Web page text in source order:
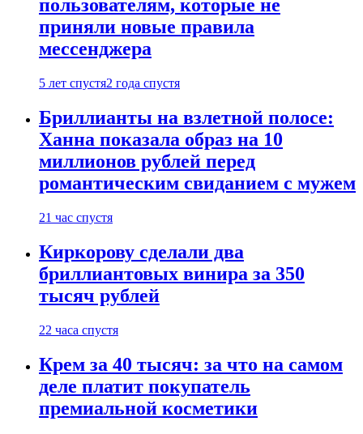
пользователям, которые не
приняли новые правила
мессенджера
5 лет спустя2 года спустя
Бриллианты на взлетной полосе:
Ханна показала образ на 10
миллионов рублей перед
романтическим свиданием с мужем
21 час спустя
Киркорову сделали два
бриллиантовых винира за 350
тысяч рублей
22 часа спустя
Крем за 40 тысяч: за что на самом
деле платит покупатель
премиальной косметики